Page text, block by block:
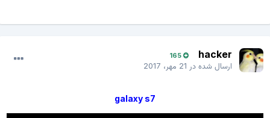
hacker
165
ارسال شده در21 مهر، 2017
galaxy s7